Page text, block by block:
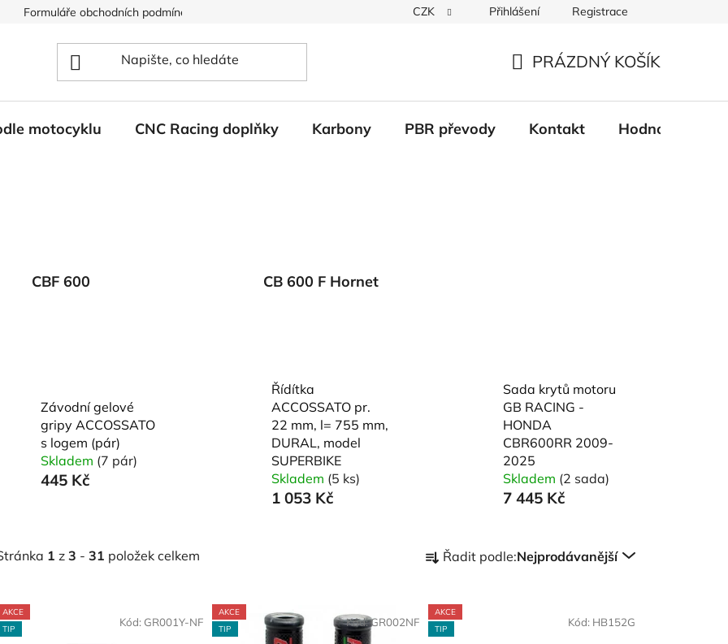
Formuláře obchodních podmínek Věrnostní systém Moje objednávka
CZK Přihlášení Registrace
KOŠÍK
PRÁZDNÝ KOŠÍK
motocyklu CNC Racing doplňky Karbony PBR převody Kontakt Hodnocení
CBF 600 CB 600 F Hornet
Závodní gelové
gripy ACCOSSATO
s logem (pár)
Skladem (7 pár)
445 Kč
Řídítka
ACCOSSATO pr.
22 mm, l= 755 mm,
DURAL, model
SUPERBIKE
Skladem (5 ks)
1 053 Kč
Sada krytů motoru
GB RACING -
HONDA
CBR600RR 2009-
2025
Skladem (2 sada)
7 445 Kč
1 z 3 - 31 položek celkem
a
e
n
Řadit podle:Nejprodávanější
AKCE
TIP
Kód: GR001Y-NF
AKCE
TIP
Kód:GR002NF
AKCE
TIP
Kód: HB152G